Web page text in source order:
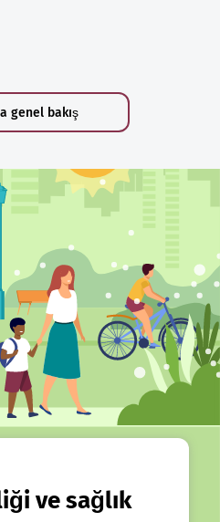
genel bakış
ve sağlık